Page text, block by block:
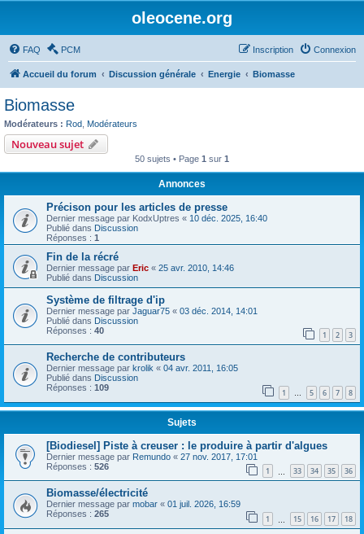
oleocene.org
FAQ PCM Connexion
Inscription
Accueil du forum Discussion générale Energie Biomasse
Biomasse
Modérateurs : Rod Modérateurs
Nouveau sujet
50 sujets • Page 1 sur 1
Annonces
Précison pour les articles de presse
Dernier message par KodxUptres « 10 déc. 2025, 16:40
Publié dans Discussion
Réponses : 1
Fin de la récré
Dernier message par Eric « 25 avr. 2010, 14:46
Publié dans Discussion
Système de filtrage d'ip
Dernier message par Jaguar75 « 03 déc. 2014, 14:01
Publié dans Discussion
Réponses : 40 1 2 3
Recherche de contributeurs
Dernier message par krolik « 04 avr. 2011, 16:05
Publié dans Discussion
Réponses : 109 1 … 5 6 7 8
Sujets
[Biodiesel] Piste à creuser : le produire à partir d'algues
Dernier message par Remundo « 27 nov. 2017, 17:01
Réponses : 526 1 33 34 35 36
Biomasse/électricité
Dernier message par mobar « 01 juil. 2026, 16:59
Réponses : 265 1 15 16 17 18